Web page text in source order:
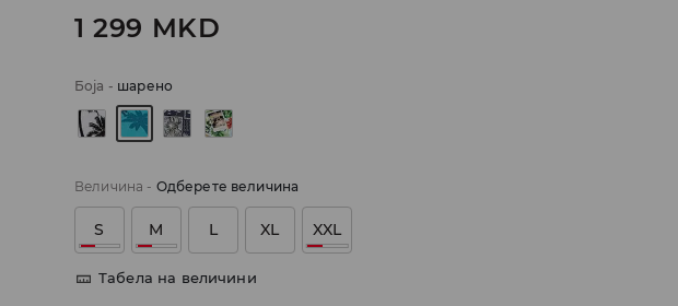
1 299 MKD
Боја - шарено
Величина - Одберете величина
S M L XL XXL
Табела на величини